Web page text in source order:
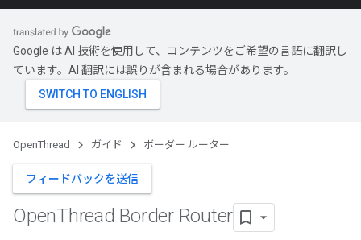
Google は AI 技術を使用して、コンテンツをご希望の言語に翻訳し
ています。AI 翻訳には誤りが含まれる場合があります。
OpenThread ガイド ボーダー ルーター
フィードバックを送信
OpenThread Border Router